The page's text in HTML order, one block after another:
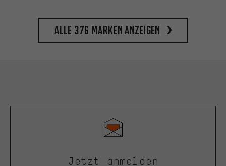
Alle 376 Marken anzeigen
Jetzt anmelden